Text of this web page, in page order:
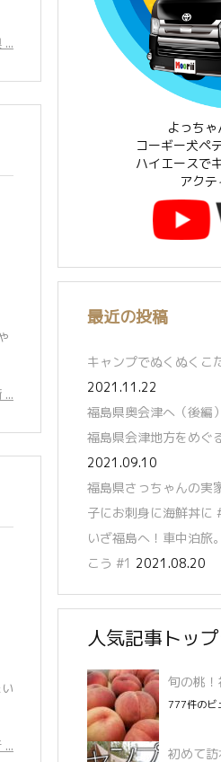
よっち
コーギー犬ペ
ハイエースで
アクテ
最近の投稿
キャンプでぬくぬくこ
2021.11.22
福島県奥会津へ（後編
福島県会津地方をめぐ
2021.09.10
福島県さっちゃんの実
子にお刺身に海鮮丼に
いざ福島へ！車中泊旅
こう #1 2021.08.20
人気記事トッ
旬の桃！
777件のビ
初めて